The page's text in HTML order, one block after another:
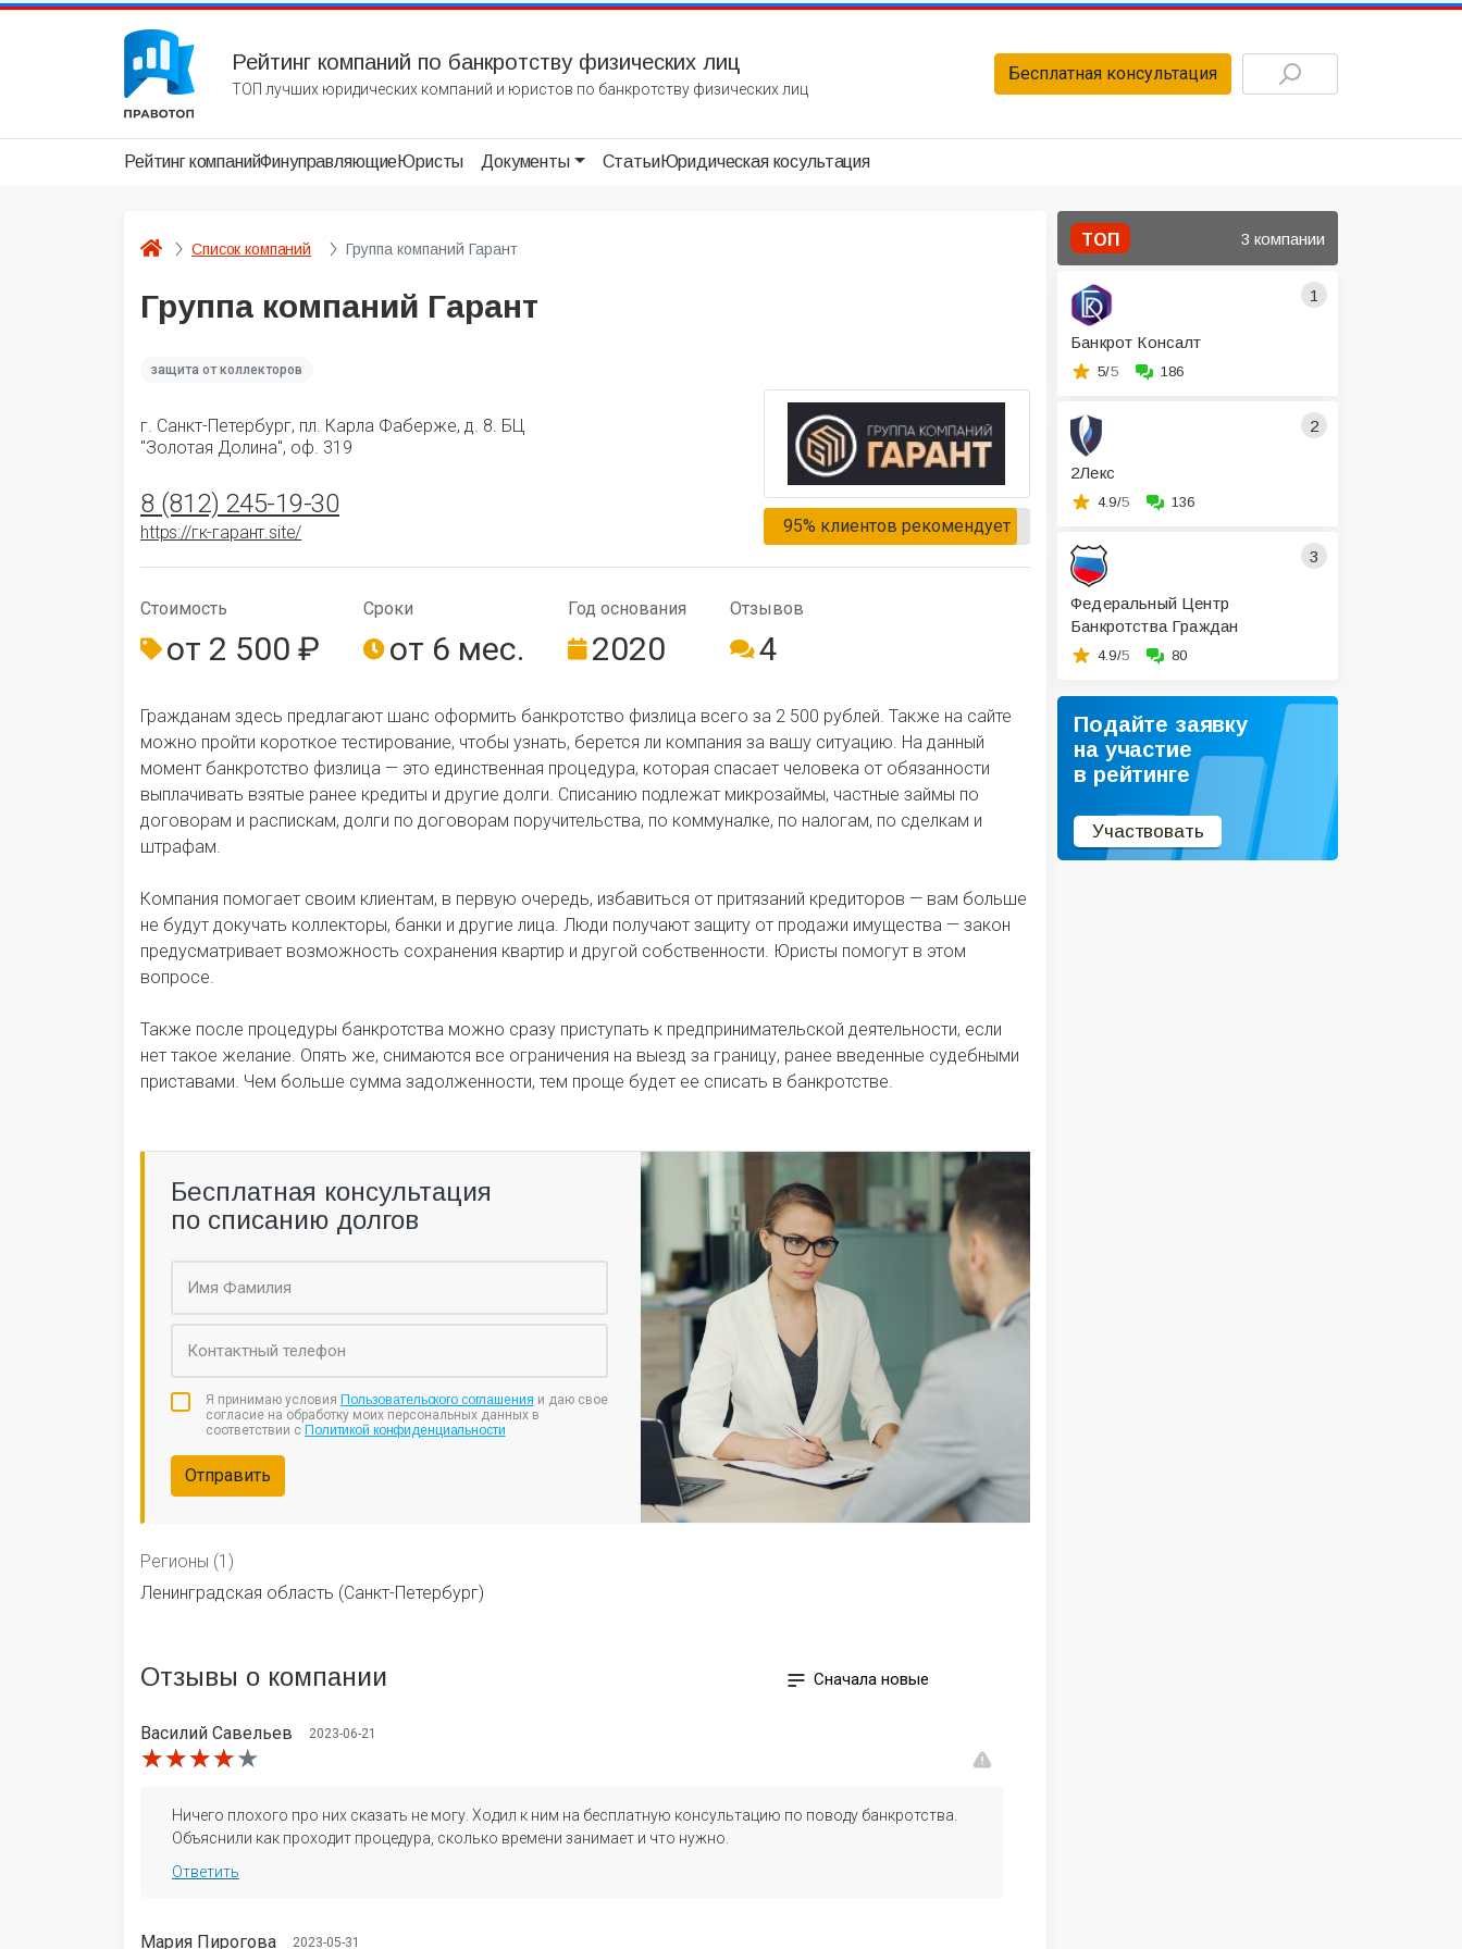
Рейтинг компаний по банкротству физических лиц
ТОП лучших юридических компаний и юристов по банкротству физических лиц
Бесплатная консультация
Рейтинг компанийФинуправляющиеЮристы Документы СтатьиЮридическая косультация
Список компаний Группа компаний Гарант
Группа компаний Гарант
защита от коллекторов
г. Санкт-Петербург, пл. Карла Фаберже, д. 8. БЦ
"Золотая Долина", оф. 319
8 (812) 245-19-30
https://гк-гарант.site/ 95% клиентов рекомендует
Стои­мо­сть
от 2 500 ₽
Сроки
от 6 мес.
Год ос­но­ва­ния
2020
Отзывов
4
Гражданам здесь предлагают шанс оформить банкротство физлица всего за 2 500 рублей. Также на сайте
можно пройти короткое тестирование, чтобы узнать, берется ли компания за вашу ситуацию. На данный
момент банкротство физлица — это единственная процедура, которая спасает человека от обязанности
выплачивать взятые ранее кредиты и другие долги. Списанию подлежат микрозаймы, частные займы по
договорам и распискам, долги по договорам поручительства, по коммуналке, по налогам, по сделкам и
штрафам.
Компания помогает своим клиентам, в первую очередь, избавиться от притязаний кредиторов — вам больше
не будут докучать коллекторы, банки и другие лица. Люди получают защиту от продажи имущества — закон
предусматривает возможность сохранения квартир и другой собственности. Юристы помогут в этом
вопросе.
Также после процедуры банкротства можно сразу приступать к предпринимательской деятельности, если
нет такое желание. Опять же, снимаются все ограничения на выезд за границу, ранее введенные судебными
приставами. Чем больше сумма задолженности, тем проще будет ее списать в банкротстве.
Бесплатная консультация
по списанию долгов
Я принимаю условия Пользовательского соглашения и даю свое
согласие на обработку моих персональных данных в
соответствии с Политикой конфиденциальности
Отправить
Регионы (1)
Ленинградская область (Санкт-Петербург)
Сначала новые
Отзывы о компании
​Василий Савельев 2023-06-21
★★★★★
★★★★★
★★★★★
Ничего плохого про них сказать не могу. Ходил к ним на бесплатную консультацию по поводу банкротства.
Объяснили как проходит процедура, сколько времени занимает и что нужно.
Ответить
Мария Пирогова 2023-05-31
ТОП 3 компании
1
Банкрот Консалт
5/5 186
2
2Лекс
4.9/5 136
3
Федеральный Центр
Банкротства Граждан
4.9/5 80
Подайте заявку
на участие
в рейтинге
Участвовать